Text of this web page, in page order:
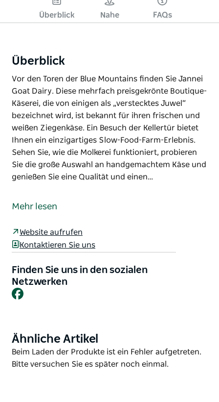
Überblick Nahe FAQs
Überblick
Vor den Toren der Blue Mountains finden Sie Jannei
Goat Dairy. Diese mehrfach preisgekrönte Boutique-
Käserei, die von einigen als „verstecktes Juwel“
bezeichnet wird, ist bekannt für ihren frischen und
weißen Ziegenkäse. Ein Besuch der Kellertür bietet
Ihnen ein einzigartiges Slow-Food-Farm-Erlebnis.
Sehen Sie, wie die Molkerei funktioniert, probieren
Sie die große Auswahl an handgemachtem Käse und
genießen Sie eine Qualität und einen…
Goat Dairy.
von einigen als „verstecktes Juwel“ bezeichnet wird,
ist bekannt für ihren frischen und weißen
Ein Besuch der Kellertür bietet Ihnen ein
einzigartiges Slow-Food-Farm-Erlebnis. Sehen Sie,
wie die Molkerei funktioniert, probieren Sie die große
schwer zu finden sind.
Janneis einzigartiger Käse ist während Ihres
Wochenendaufenthalts in der Umgebung erhältlich.
Mehr lesen
Website aufrufen
Kontaktieren Sie uns
Finden Sie uns in den sozialen
Netzwerken
Facebook
Product
List
Ähnliche Artikel
Product
List
Beim Laden der Produkte ist ein Fehler aufgetreten.
Bitte versuchen Sie es später noch einmal.